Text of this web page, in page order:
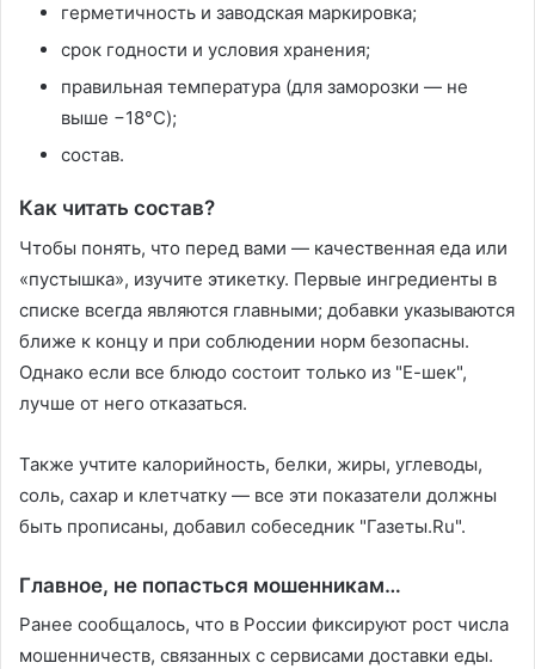
герметичность и заводская маркировка;
срок годности и условия хранения;
правильная температура (для заморозки — не
выше −18°C);
состав.
Как читать состав?
Чтобы понять, что перед вами — качественная еда или
«пустышка», изучите этикетку. Первые ингредиенты в
списке всегда являются главными; добавки указываются
ближе к концу и при соблюдении норм безопасны.
Однако если все блюдо состоит только из "Е-шек",
лучше от него отказаться.
Также учтите калорийность, белки, жиры, углеводы,
соль, сахар и клетчатку — все эти показатели должны
быть прописаны, добавил собеседник "Газеты.Ru".
Главное, не попасться мошенникам…
Ранее сообщалось, что в России фиксируют рост числа
мошенничеств, связанных с сервисами доставки еды.